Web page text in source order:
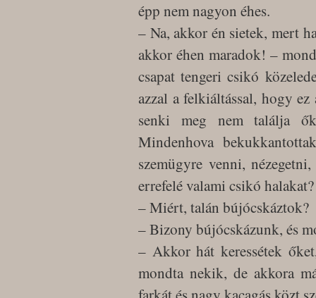
épp nem nagyon éhes.
– Na, akkor én sietek, mert
akkor éhen maradok! –
csapat tengeri csikó
azzal a felkiáltással, hogy
senki meg nem találja
Mindenhova
szemügyre venni,
errefelé valami csikó halakat?
– Miért, talán bújócskáztok?
– Bizony bújócskázunk, és
– Akkor hát keressétek
mondta nekik, de akkora